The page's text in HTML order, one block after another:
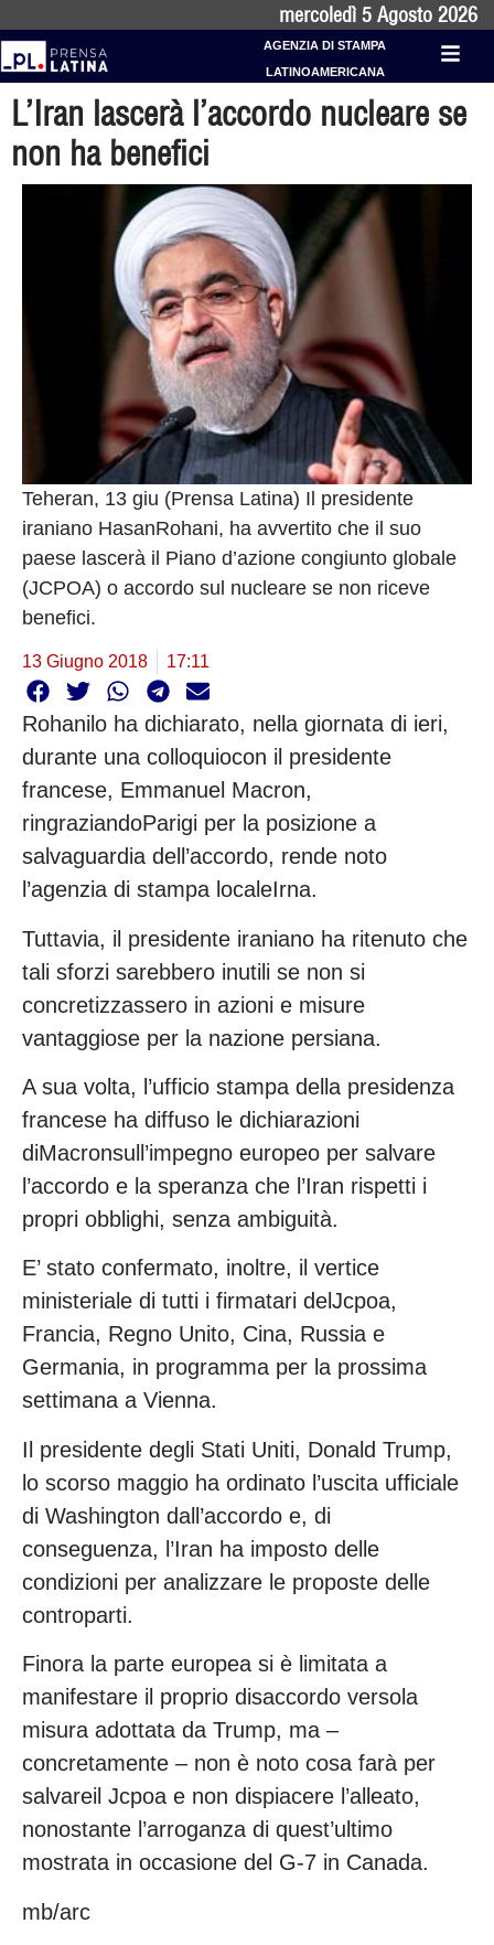
mercoledì 5 Agosto 2026
AGENZIA DI STAMPA
LATINOAMERICANA
L’Iran lascerà l’accordo nucleare se
non ha benefici
Teheran, 13 giu (Prensa Latina) Il presidente
iraniano HasanRohani, ha avvertito che il suo
paese lascerà il Piano d’azione congiunto globale
(JCPOA) o accordo sul nucleare se non riceve
benefici.
13 Giugno 2018 17:11
Rohanilo ha dichiarato, nella giornata di ieri,
durante una colloquiocon il presidente
francese, Emmanuel Macron,
ringraziandoParigi per la posizione a
salvaguardia dell’accordo, rende noto
l’agenzia di stampa localeIrna.
Tuttavia, il presidente iraniano ha ritenuto che
tali sforzi sarebbero inutili se non si
concretizzassero in azioni e misure
vantaggiose per la nazione persiana.
A sua volta, l’ufficio stampa della presidenza
francese ha diffuso le dichiarazioni
diMacronsull’impegno europeo per salvare
l’accordo e la speranza che l’Iran rispetti i
propri obblighi, senza ambiguità.
E’ stato confermato, inoltre, il vertice
ministeriale di tutti i firmatari delJcpoa,
Francia, Regno Unito, Cina, Russia e
Germania, in programma per la prossima
settimana a Vienna.
Il presidente degli Stati Uniti, Donald Trump,
lo scorso maggio ha ordinato l’uscita ufficiale
di Washington dall’accordo e, di
conseguenza, l’Iran ha imposto delle
condizioni per analizzare le proposte delle
controparti.
Finora la parte europea si è limitata a
manifestare il proprio disaccordo versola
misura adottata da Trump, ma –
concretamente – non è noto cosa farà per
salvareil Jcpoa e non dispiacere l’alleato,
nonostante l’arroganza di quest’ultimo
mostrata in occasione del G-7 in Canada.
mb/arc